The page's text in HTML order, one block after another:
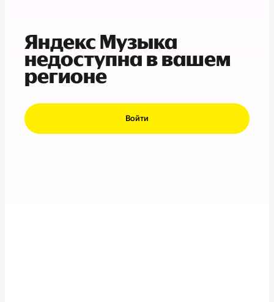
Яндекс Музыка
недоступна в вашем
регионе
Войти